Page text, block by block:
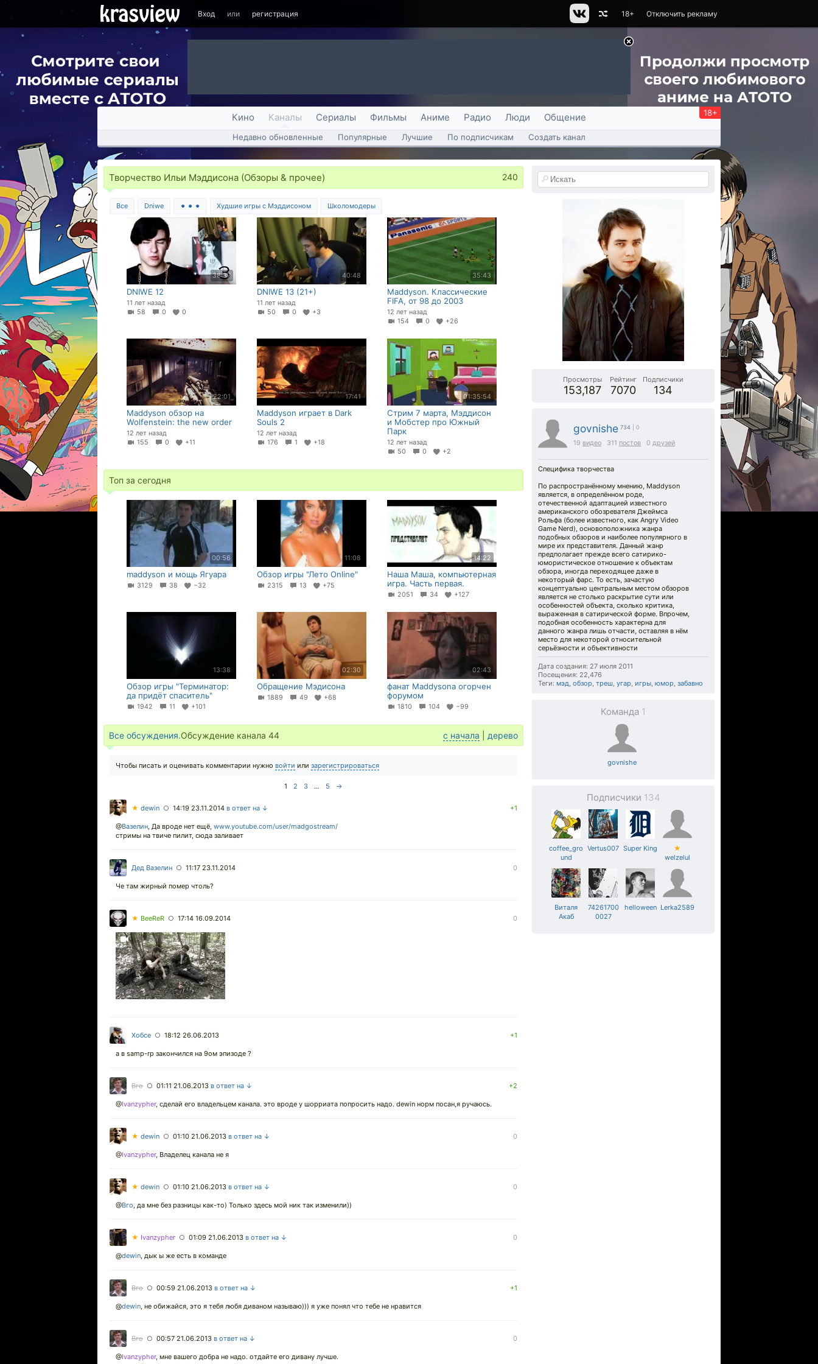
Вход или регистрация Отключить рекламу
18+
Кино Каналы Сериалы Фильмы Аниме Радио Люди Общение 18+
Недавно обновленные Популярные Лучшие По подписчикам Создать канал
Творчество Ильи Мэддисона (Обзоры & прочее) 240
Все Dniwe ⚫ ⚫ ⚫ Худшие игры с Мэддисоном Школомодеры
38:37
DNIWE 12
11 лет назад
58
0 0
40:48
DNIWE 13 (21+)
11 лет назад
50
0 +3
35:43
Maddyson. Классические
FIFA, от 98 до 2003
12 лет назад
154
0 +26
22:01
Maddyson обзор на
Wolfenstein: the new order
12 лет назад
155
0 +11
17:41
Maddyson играет в Dark
Souls 2
12 лет назад
176
1 +18
01:35:54
Стрим 7 марта, Мэддисон
и Мобстер про Южный
Парк
12 лет назад
50
0 +2
Топ за сегодня
00:56
maddyson и мощь Ягуара
3129 38 −32
11:08
Обзор игры "Лето Online"
2315 13 +75
14:22
Наша Маша, компьютерная
игра. Часть первая.
2051 34 +127
13:38
Обзор игры "Терминатор:
да придёт спаситель"
1942 11 +101
02:30
Обращение Мэдисона
1889 49 +68
02:43
фанат Maddysonа огорчен
форумом
1810 104 −99
Все обсуждения.Обсуждение канала 44 с начала дерево
Чтобы писать и оценивать комментарии нужно войти или зарегистрироваться
1 2 3 ... 5 →
★ dewin ○ 14:19 23.11.2014 в ответ на ↓ +1
@Вазелин, Да вроде нет ещё, www.youtube.com/user/madgostream/
стримы на твиче пилит, сюда заливает
Дед Вазелин ○ 11:17 23.11.2014 0
Че там жирный помер чтоль?
★ BeeReR ○ 17:14 16.09.2014 0
Хобсе ○ 18:12 26.06.2013 +1
а в samp-rp закончился на 9ом эпизоде ?
Вго ○ 01:11 21.06.2013 в ответ на ↓ +2
@Ivanzypher, сделай его владельцем канала. это вроде у шорриата попросить надо. dewin норм посан,я ручаюсь.
★ dewin ○ 01:10 21.06.2013 в ответ на ↓ 0
@Ivanzypher, Владелец канала не я
★ dewin ○ 01:10 21.06.2013 в ответ на ↓ 0
@Вго, да мне без разницы как-то) Только здесь мой ник так изменили))
★ Ivanzypher ○ 01:09 21.06.2013 в ответ на ↓ 0
@dewin, дык ы же есть в команде
Вго ○ 00:59 21.06.2013 в ответ на ↓ +1
@dewin, не обижайся, это я тебя любя диваном называю))) я уже понял что тебе не нравится
Вго ○ 00:57 21.06.2013 в ответ на ↓ 0
@Ivanzypher, мне вашего добра не надо. отдайте его дивану лучше.
Просмотры
153,187
Рейтинг
7070
Подписчики
134
govnishe 734 | 0
19 видео 311 постов 0 друзей
Специфика творчества
По распространённому мнению, Maddyson
является, в определённом роде,
отечественной адаптацией известного
американского обозревателя Джеймса
Рольфа (более известного, как Angry Video
Game Nerd), основоположника жанра
подобных обзоров и наиболее популярного в
мире их представителя. Данный жанр
предполагает прежде всего сатирико-
юмористическое отношение к объектам
обзора, иногда переходящее даже в
некоторый фарс. То есть, зачастую
концептуально центральным местом обзоров
является не столько раскрытие сути или
особенностей объекта, сколько критика,
выраженная в сатирической форме. Впрочем,
подобная особенность характерна для
данного жанра лишь отчасти, оставляя в нём
место для некоторой относительной
серьёзности и объективности
Дата создания: 27 июля 2011
Посещения: 22,476
Теги: мэд, обзор, треш, угар, игры, юмор, забавно
Команда 1
govnishe
Подписчики 134
coffee_gro
und
Vertus007 Super King
★
welzelul
Виталя
Акаб
74261700
0027
helloween Lerka2589